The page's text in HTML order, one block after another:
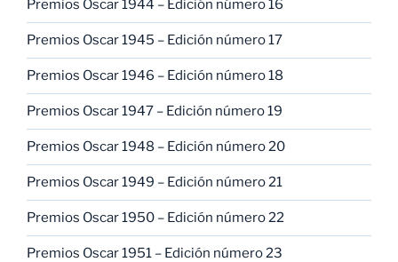
Premios Oscar 1944 – Edición número 16
Premios Oscar 1945 – Edición número 17
Premios Oscar 1946 – Edición número 18
Premios Oscar 1947 – Edición número 19
Premios Oscar 1948 – Edición número 20
Premios Oscar 1949 – Edición número 21
Premios Oscar 1950 – Edición número 22
Premios Oscar 1951 – Edición número 23